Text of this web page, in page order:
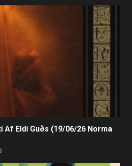
Af Eldi Guðs (19/06/26 Norma